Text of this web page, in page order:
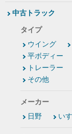
中古トラック
タイプ
ウイング
平ボディー
トレーラー
その他
メーカー
日野
いす